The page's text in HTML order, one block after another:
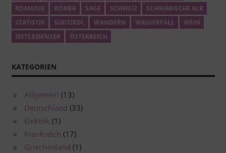
ROMANIK
RÖMER SAGE SCHWEIZ
SCHWÄBISCHE ALB
STATISTIK
SÜDTIROL WANDERN WASSERFALL
WEIN
ZISTERZIENSER
ÖSTERREICH
KATEGORIEN
Allgemein (13)
Deutschland (33)
Elektrik (1)
Frankreich (17)
Griechenland (1)